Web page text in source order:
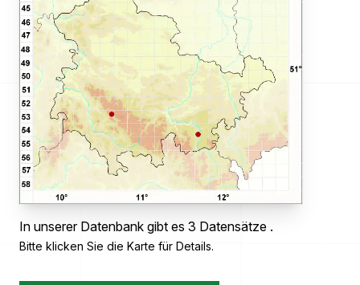
In unserer Datenbank gibt es 3 Datensätze .
Bitte klicken Sie die Karte für Details.